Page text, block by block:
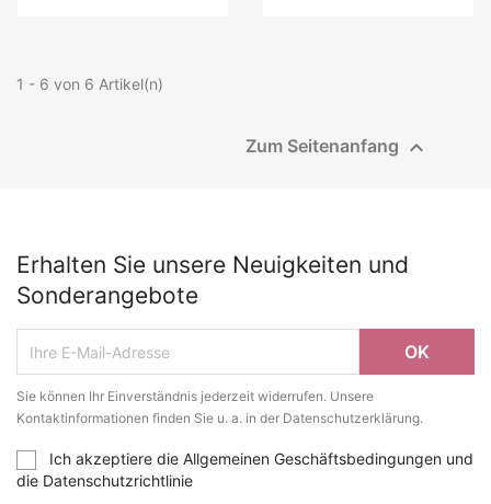
1 - 6 von 6 Artikel(n)
Zum Seitenanfang 
Erhalten Sie unsere Neuigkeiten und
Sonderangebote
Sie können Ihr Einverständnis jederzeit widerrufen. Unsere
Kontaktinformationen finden Sie u. a. in der Datenschutzerklärung.
Ich akzeptiere die Allgemeinen Geschäftsbedingungen und
die Datenschutzrichtlinie